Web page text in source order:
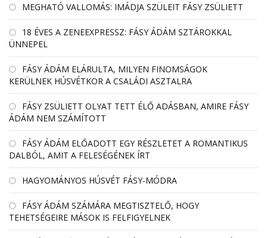
MEGHATÓ VALLOMÁS: IMÁDJA SZÜLEIT FÁSY ZSÜLIETT
18 ÉVES A ZENEEXPRESSZ: FÁSY ÁDÁM SZTÁROKKAL
ÜNNEPEL
FÁSY ÁDÁM ELÁRULTA, MILYEN FINOMSÁGOK
KERÜLNEK HÚSVÉTKOR A CSALÁDI ASZTALRA
FÁSY ZSÜLIETT OLYAT TETT ÉLŐ ADÁSBAN, AMIRE FÁSY
ÁDÁM NEM SZÁMÍTOTT
FÁSY ÁDÁM ELŐADOTT EGY RÉSZLETET A ROMANTIKUS
DALBÓL, AMIT A FELESÉGÉNEK ÍRT
HAGYOMÁNYOS HÚSVÉT FÁSY-MÓDRA
FÁSY ÁDÁM SZÁMÁRA MEGTISZTELŐ, HOGY
TEHETSÉGEIRE MÁSOK IS FELFIGYELNEK